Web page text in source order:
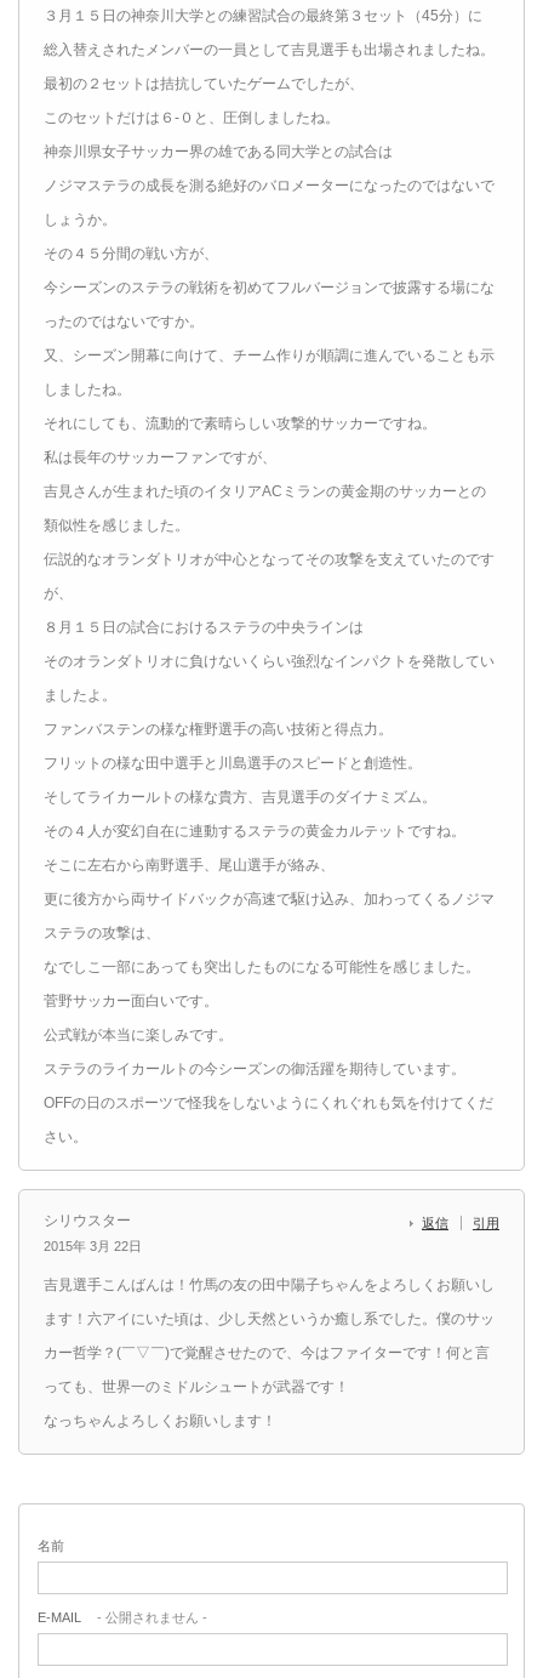
３月１５日の神奈川大学との練習試合の最終第３セット（45分）に
総入替えされたメンバーの一員として吉見選手も出場されましたね。
最初の２セットは拮抗していたゲームでしたが、
このセットだけは６-０と、圧倒しましたね。
神奈川県女子サッカー界の雄である同大学との試合は
ノジマステラの成長を測る絶好のバロメーターになったのではないで
しょうか。
その４５分間の戦い方が、
今シーズンのステラの戦術を初めてフルバージョンで披露する場にな
ったのではないですか。
又、シーズン開幕に向けて、チーム作りが順調に進んでいることも示
しましたね。
それにしても、流動的で素晴らしい攻撃的サッカーですね。
私は長年のサッカーファンですが、
吉見さんが生まれた頃のイタリアACミランの黄金期のサッカーとの
類似性を感じました。
伝説的なオランダトリオが中心となってその攻撃を支えていたのです
が、
８月１５日の試合におけるステラの中央ラインは
そのオランダトリオに負けないくらい強烈なインパクトを発散してい
ましたよ。
ファンバステンの様な権野選手の高い技術と得点力。
フリットの様な田中選手と川島選手のスピードと創造性。
そしてライカールトの様な貴方、吉見選手のダイナミズム。
その４人が変幻自在に連動するステラの黄金カルテットですね。
そこに左右から南野選手、尾山選手が絡み、
更に後方から両サイドバックが高速で駆け込み、加わってくるノジマ
ステラの攻撃は、
なでしこ一部にあっても突出したものになる可能性を感じました。
菅野サッカー面白いです。
公式戦が本当に楽しみです。
ステラのライカールトの今シーズンの御活躍を期待しています。
OFFの日のスポーツで怪我をしないようにくれぐれも気を付けてくだ
さい。
シリウスター
2015年 3月 22日
返信 引用
吉見選手こんばんは！竹馬の友の田中陽子ちゃんをよろしくお願いし
ます！六アイにいた頃は、少し天然というか癒し系でした。僕のサッ
カー哲学？(￣▽￣)で覚醒させたので、今はファイターです！何と言
っても、世界一のミドルシュートが武器です！
なっちゃんよろしくお願いします！
名前
E-MAIL - 公開されません -